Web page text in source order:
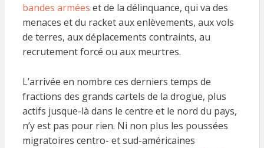
bandes armées et de la délinquance, qui va des
menaces et du racket aux enlèvements, aux vols
de terres, aux déplacements contraints, au
recrutement forcé ou aux meurtres.
L’arrivée en nombre ces derniers temps de
fractions des grands cartels de la drogue, plus
actifs jusque-là dans le centre et le nord du pays,
n’y est pas pour rien. Ni non plus les poussées
migratoires centro- et sud-américaines